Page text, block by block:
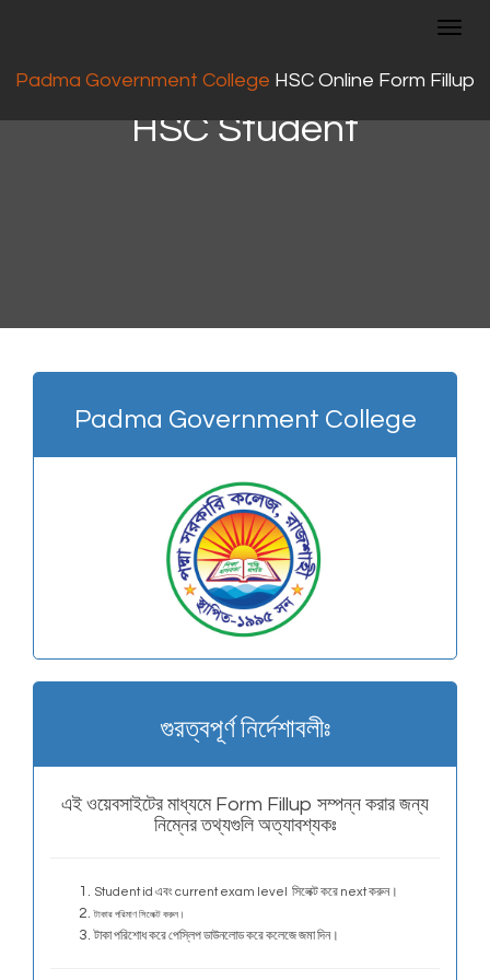
Padma Government College HSC Online Form Fillup
Online Form FillupFor
HSC Student
Padma Government College
গুরত্বপূর্ণ নির্দেশাবলীঃ
এই ওয়েবসাইটের মাধ্যমে Form Fillup সম্পন্ন করার জন্য
নিম্নের তথ্যগুলি অত্যাবশ্যকঃ
Student id এবং current exam level সিলেক্ট করে next করুন।
টাকার পরিমাণ সিলেক্ট করুন।
টাকা পরিশোধ করে পেস্লিপ ডাউনলোড করে কলেজে জমা দিন।